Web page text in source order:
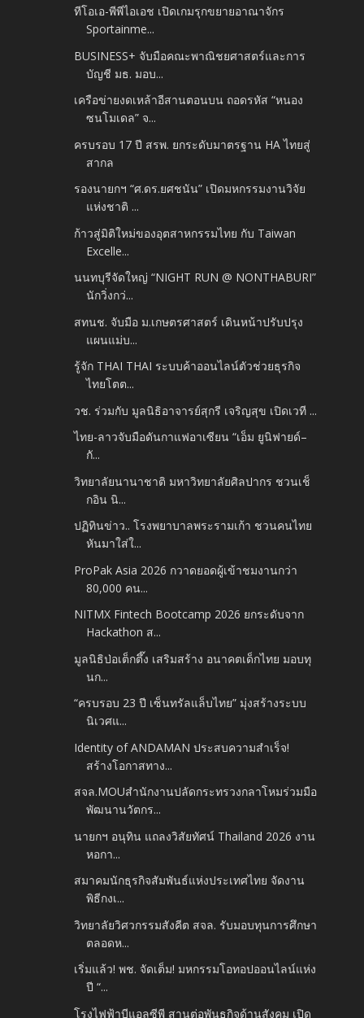
ทีโอเอ-พีพีไอเอช เปิดเกมรุกขยายอาณาจักร
Sportainme...
BUSINESS+ จับมือคณะพาณิชยศาสตร์และการ
บัญชี มธ. มอบ...
เครือข่ายงดเหล้าอีสานตอนบน ถอดรหัส “หนอง
ซนโมเดล” จ...
ครบรอบ 17 ปี สรพ. ยกระดับมาตรฐาน HA ไทยสู่
สากล
รองนายกฯ “ศ.ดร.ยศชนัน” เปิดมหกรรมงานวิจัย
แห่งชาติ ...
ก้าวสู่มิติใหม่ของอุตสาหกรรมไทย กับ Taiwan
Excelle...
นนทบุรีจัดใหญ่ “NIGHT RUN @ NONTHABURI”
นักวิ่งกว่...
สทนช. จับมือ ม.เกษตรศาสตร์ เดินหน้าปรับปรุง
แผนแม่บ...
รู้จัก THAI THAI ระบบค้าออนไลน์ตัวช่วยธุรกิจ
ไทยโตต...
วช. ร่วมกับ มูลนิธิอาจารย์สุกรี เจริญสุข เปิดเวที ...
ไทย-ลาวจับมือดันกาแฟอาเซียน “เอ็ม ยูนิฟายด์–
กั...
วิทยาลัยนานาชาติ มหาวิทยาลัยศิลปากร​ ชวนเช็
กอิน นิ...
ปฏิทินข่าว.. โรงพยาบาลพระรามเก้า ชวนคนไทย
หันมาใส่ใ...
ProPak Asia 2026 กวาดยอดผู้เข้าชมงานกว่า
80,000 คน...
NITMX Fintech Bootcamp 2026 ยกระดับจาก
Hackathon ส...
มูลนิธิป่อเต็กตึ๊ง เสริมสร้าง อนาคตเด็กไทย มอบทุ
นก...
“ครบรอบ 23 ปี เซ็นทรัลแล็บไทย” มุ่งสร้างระบบ
นิเวศแ...
Identity of ANDAMAN ประสบความสำเร็จ!
สร้างโอกาสทาง...
สจล.MOUสำนักงานปลัดกระทรวงกลาโหมร่วมมือ
พัฒนานวัตกร...
นายกฯ อนุทิน แถลงวิสัยทัศน์ Thailand 2026​ งาน
หอกา...
สมาคมนักธุรกิจสัมพันธ์แห่งประเทศไทย​ จัดงาน
พิธีกงเ...
วิทยาลัยวิศวกรรมสังคีต สจล. รับมอบทุนการศึกษา
ตลอดห...
เริ่มแล้ว! พช. จัดเต็ม! มหกรรมโอทอปออนไลน์แห่ง
ปี “...
โรงไฟฟ้าบีแอลซีพี สานต่อพันธกิจด้านสังคม เปิด